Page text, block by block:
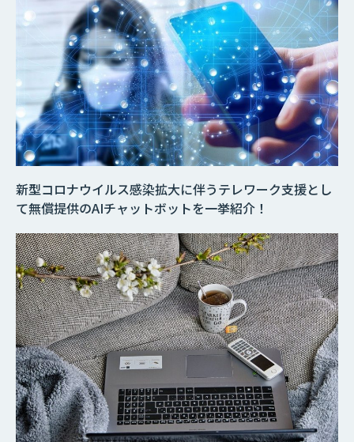
新型コロナウイルス感染拡大に伴うテレワーク支援とし
て無償提供のAIチャットボットを一挙紹介！